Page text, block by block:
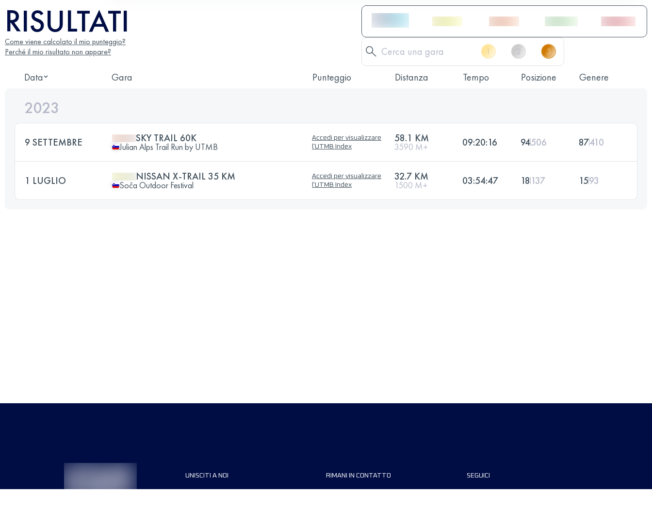
RISULTATI
Come viene calcolato il mio punteggio?
Perché il mio risultato non appare?
Data Gara Punteggio Distanza Tempo Posizione Genere
2023
9 SETTEMBRE SKY TRAIL 60K
Julian Alps Trail Run by UTMB
Accedi per visualizzare
l'UTMB Index
58.1 KM
3590 M+ 09:20:16 94506 87410
1 LUGLIO NISSAN X-TRAIL 35 KM
Soča Outdoor Festival
Accedi per visualizzare
l'UTMB Index
32.7 KM
1500 M+ 03:54:47 18 137 1593
UNISCITI A NOI RIMANI IN CONTATTO SEGUICI